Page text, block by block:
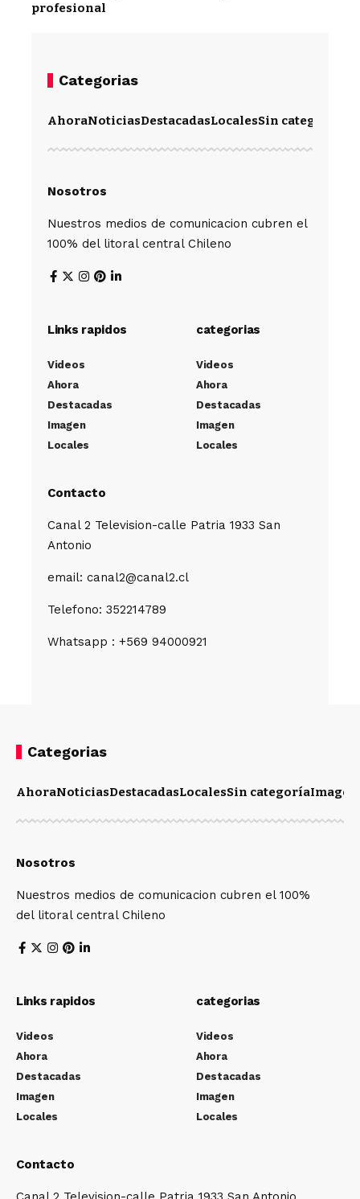
profesional
Categorias
AhoraNoticiasDestacadasLocalesSin categoría
Nosotros
Nuestros medios de comunicacion cubren el
100% del litoral central Chileno
Links rapidos
Videos
Ahora
Destacadas
Imagen
Locales
categorias
Videos
Ahora
Destacadas
Imagen
Locales
Contacto
Canal 2 Television-calle Patria 1933 San
Antonio
email: canal2@canal2.cl
Telefono: 352214789
Whatsapp : +569 94000921
Categorias
AhoraNoticiasDestacadasLocalesSin categoríaImagen
Nosotros
Nuestros medios de comunicacion cubren el 100%
del litoral central Chileno
Links rapidos
Videos
Ahora
Destacadas
Imagen
Locales
categorias
Videos
Ahora
Destacadas
Imagen
Locales
Contacto